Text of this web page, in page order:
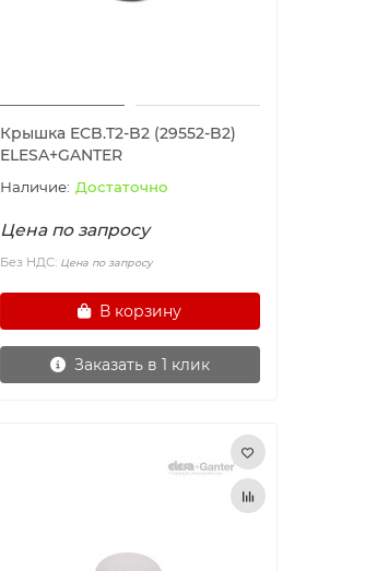
Крышка ECB.T2-B2 (29552-B2)
ELESA+GANTER
Достаточно
Цена по запросу
Без НДС: Цена по запросу
В корзину
Заказать в 1 клик